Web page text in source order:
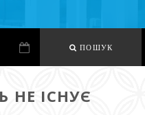
ПОШУК
НЕ ІСНУЄ